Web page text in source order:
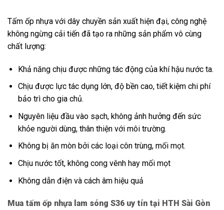
Tấm ốp nhựa với dây chuyền sản xuất hiện đại, công nghệ
không ngừng cải tiến đã tạo ra những sản phẩm vô cùng
chất lượng:
Khả năng chịu được những tác động của khí hậu nước ta.
Chịu được lực tác dụng lớn, độ bền cao, tiết kiệm chi phí
bảo trì cho gia chủ.
Nguyên liệu đầu vào sạch, không ảnh hưởng đến sức
khỏe người dùng, thân thiện với môi trường.
Không bị ăn mòn bởi các loại côn trùng, mối mọt.
Chịu nước tốt, không cong vênh hay mối mọt
Không dẫn điện và cách âm hiệu quả
Mua tấm ốp nhựa lam sóng S36 uy tín tại HTH Sài Gòn